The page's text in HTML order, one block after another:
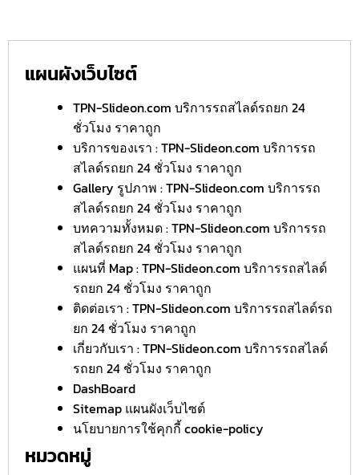
แผนผังเว็บไซต์
TPN-Slideon.com บริการรถสไลด์รถยก 24
ชั่วโมง ราคาถูก
บริการของเรา : TPN-Slideon.com บริการรถ
สไลด์รถยก 24 ชั่วโมง ราคาถูก
Gallery รูปภาพ : TPN-Slideon.com บริการรถ
สไลด์รถยก 24 ชั่วโมง ราคาถูก
บทความทั้งหมด : TPN-Slideon.com บริการรถ
สไลด์รถยก 24 ชั่วโมง ราคาถูก
แผนที่ Map : TPN-Slideon.com บริการรถสไลด์
รถยก 24 ชั่วโมง ราคาถูก
ติดต่อเรา : TPN-Slideon.com บริการรถสไลด์รถ
ยก 24 ชั่วโมง ราคาถูก
เกี่ยวกับเรา : TPN-Slideon.com บริการรถสไลด์
รถยก 24 ชั่วโมง ราคาถูก
DashBoard
Sitemap แผนผังเว็บไซต์
นโยบายการใช้คุกกี้ cookie-policy
หมวดหมู่